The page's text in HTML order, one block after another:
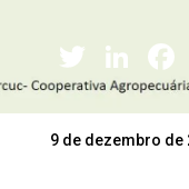
9 de dezembro de